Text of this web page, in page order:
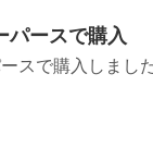
パースで購入
スで購入しまし
県